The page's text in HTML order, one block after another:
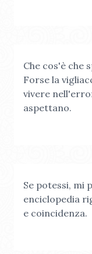
Che cos'è che
Forse la
vivere
aspettano.
Se potessi, mi
enciclopedia
e coincidenza.